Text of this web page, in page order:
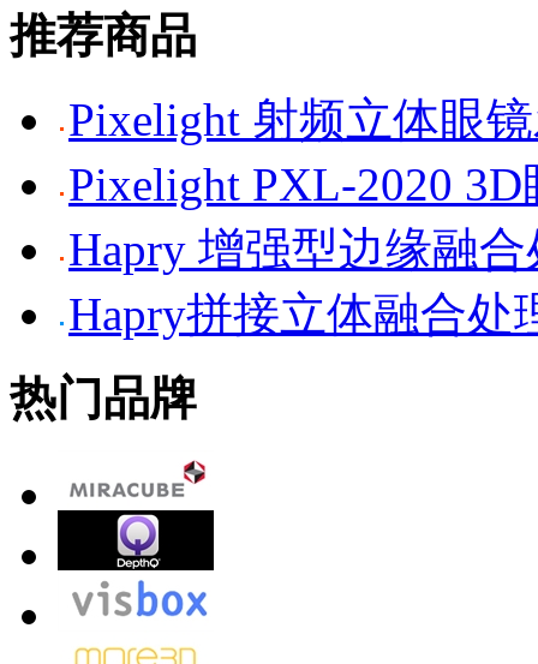
推荐商品
Pixelight 射频立体眼
Pixelight PXL-2020 3D
Hapry 增强型边缘融
Hapry拼接立体融合处
热门品牌